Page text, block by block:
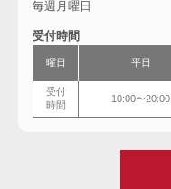
毎週月曜日
受付時間
曜日 平日
受付
時間
10:00〜20:00